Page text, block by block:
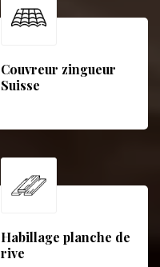
Couvreur zingueur
Suisse
Habillage planche de
rive